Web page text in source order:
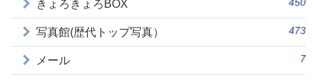
きょろきょろBOX
写真館(歴代トップ写真） 473
メール 7